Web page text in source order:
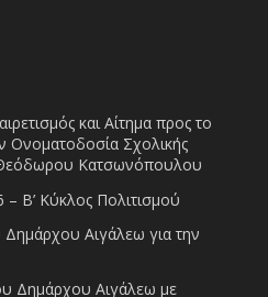
και Αίτημα προς το
Ονοματοδοσία Σχολικής
Κατσωνόπουλου
– Β’ Κύκλος Πολιτισμού
Αιγάλεω για την
Δημάρχου Αιγάλεω με